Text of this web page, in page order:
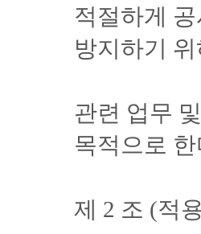
적절하게
방지하기
관련 업무
목적으로 한
제 2 조 (적